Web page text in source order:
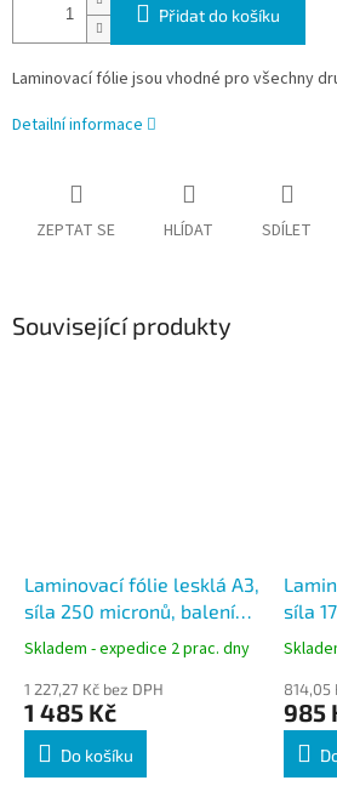
Přidat do košíku
Laminovací fólie jsou vhodné pro všechny
Detailní informace
ZEPTAT SE HLÍDAT SDÍLET
Související produkty
Laminovací fólie lesklá A3,
síla 250 micronů, balení
100ks
Skladem - expedice 2 prac. dny
1 227,27 Kč bez DPH
1 485 Kč
Do košíku
síla
100ks
814,05
985